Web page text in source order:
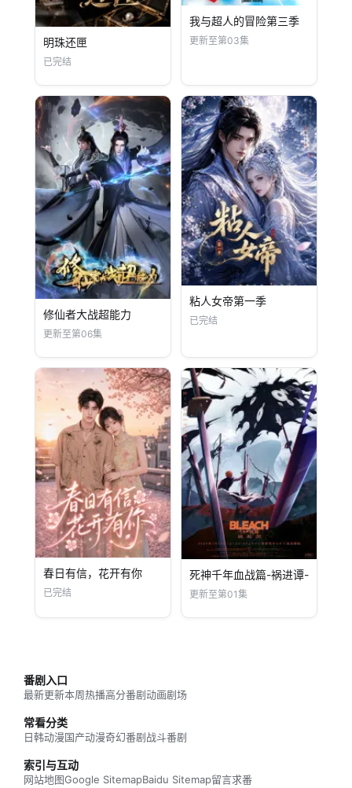
明珠还匣
已完结
我与超人的冒险第三季
更新至第03集
修仙者大战超能力
更新至第06集
粘人女帝第一季
已完结
春日有信，花开有你
已完结
死神千年血战篇-祸进谭-
更新至第01集
番剧入口
最新更新本周热播高分番剧动画剧场
常看分类
日韩动漫国产动漫奇幻番剧战斗番剧
索引与互动
网站地图Google SitemapBaidu Sitemap留言求番